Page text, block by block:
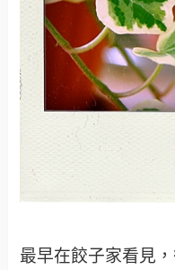
最早在餃子家看見